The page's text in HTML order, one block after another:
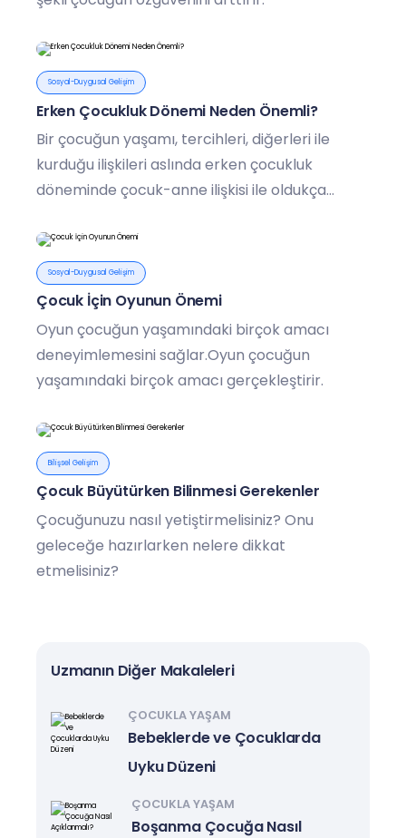
Sosyal-Duygusal Gelişim
Erken Çocukluk Dönemi Neden Önemli?
Bir çocuğun yaşamı, tercihleri, diğerleri ile
kurduğu ilişkileri aslında erken çocukluk
döneminde çocuk-anne ilişkisi ile oldukça
Sosyal-Duygusal Gelişim
Çocuk İçin Oyunun Önemi
Oyun çocuğun yaşamındaki birçok amacı
deneyimlemesini sağlar.Oyun çocuğun
yaşamındaki birçok amacı gerçekleştirir.
Bilişsel Gelişim
Çocuk Büyütürken Bilinmesi Gerekenler
Çocuğunuzu nasıl yetiştirmelisiniz? Onu
geleceğe hazırlarken nelere dikkat
etmelisiniz?
Uzmanın Diğer Makaleleri
ÇOCUKLA YAŞAM
Bebeklerde ve Çocuklarda
Uyku Düzeni
ÇOCUKLA YAŞAM
Boşanma Çocuğa Nasıl